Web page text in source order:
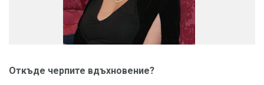
Откъде черпите вдъхновение?